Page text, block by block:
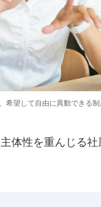
希望して自由に異動できる
性を重んじる社